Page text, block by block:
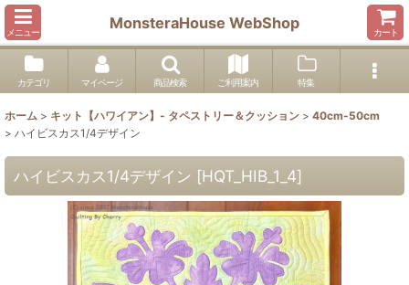
メニュー
MonsteraHouse WebShop
カート
カテゴリ マイページ 商品検索 ご利用案内 特集
ホーム > キット【ハワイアン】- タペストリー＆クッション > 40cm-50cm
> ハイビスカス1/4デザイン
ハイビスカス1/4デザイン [HQT_HIB_1_4]